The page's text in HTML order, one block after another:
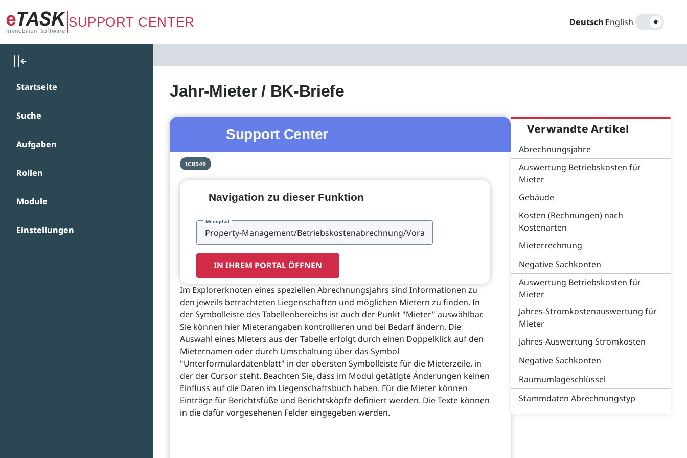
Zum Hauptinhalt springen
SUPPORT CENTER Deutsch|
English
Startseite
Suche
Aufgaben
Rollen
Module
Einstellungen
Jahr-Mieter / BK-Briefe
Support Center
IC8549
Navigation zu dieser Funktion
Menüpfad
IN IHREM PORTAL ÖFFNEN
Im Explorerknoten eines speziellen Abrechnungsjahrs sind Informationen zu
den jeweils betrachteten Liegenschaften und möglichen Mietern zu finden. In
der Symbolleiste des Tabellenbereichs ist auch der Punkt "Mieter" auswählbar.
Sie können hier Mieterangaben kontrollieren und bei Bedarf ändern. Die
Auswahl eines Mieters aus der Tabelle erfolgt durch einen Doppelklick auf den
Mieternamen oder durch Umschaltung über das Symbol
"Unterformulardatenblatt" in der obersten Symbolleiste für die Mieterzeile, in
der der Cursor steht. Beachten Sie, dass im Modul getätigte Änderungen keinen
Einfluss auf die Daten im Liegenschaftsbuch haben. Für die Mieter können
Einträge für Berichtsfüße und Berichtsköpfe definiert werden. Die Texte können
in die dafür vorgesehenen Felder eingegeben werden.
Verwandte Artikel
Abrechnungsjahre
Auswertung Betriebskosten für
Mieter
Gebäude
Kosten (Rechnungen) nach
Kostenarten
Mieterrechnung
Negative Sachkonten
Auswertung Betriebskosten für
Mieter
Jahres-Stromkostenauswertung für
Mieter
Jahres-Auswertung Stromkosten
Negative Sachkonten
Raumumlageschlüssel
Stammdaten Abrechnungstyp